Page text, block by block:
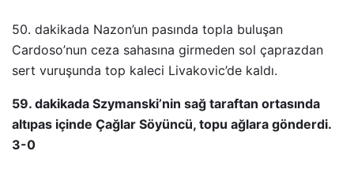
50. dakikada Nazon’un pasında topla buluşan
Cardoso’nun ceza sahasına girmeden sol çaprazdan
sert vuruşunda top kaleci Livakovic’de kaldı.
59. dakikada Szymanski’nin sağ taraftan ortasında
altıpas içinde Çağlar Söyüncü, topu ağlara gönderdi.
3-0